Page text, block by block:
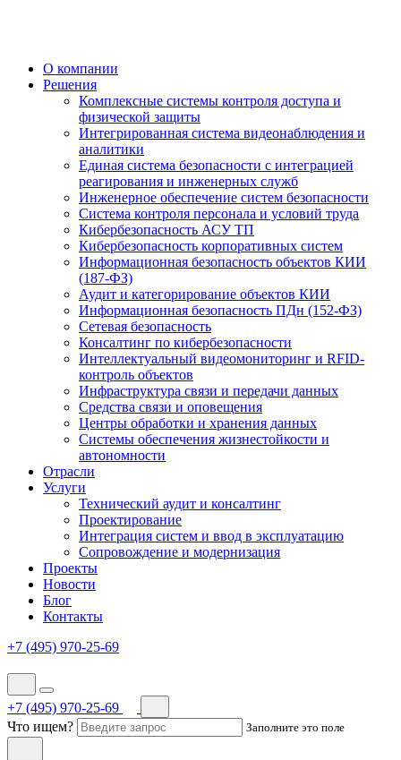
О компании
Решения
Комплексные системы контроля доступа и
физической защиты
Интегрированная система видеонаблюдения и
аналитики
Единая система безопасности с интеграцией
реагирования и инженерных служб
Инженерное обеспечение систем безопасности
Система контроля персонала и условий труда
Кибербезопасность АСУ ТП
Кибербезопасность корпоративных систем
Информационная безопасность объектов КИИ
(187-ФЗ)
Аудит и категорирование объектов КИИ
Информационная безопасность ПДн (152-ФЗ)
Сетевая безопасность
Консалтинг по кибербезопасности
Интеллектуальный видеомониторинг и RFID-
контроль объектов
Инфраструктура связи и передачи данных
Средства связи и оповещения
Центры обработки и хранения данных
Системы обеспечения жизнестойкости и
автономности
Отрасли
Услуги
Технический аудит и консалтинг
Проектирование
Интеграция систем и ввод в эксплуатацию
Сопровождение и модернизация
Проекты
Новости
Блог
Контакты
+7 (495) 970-25-69
+7 (495) 970-25-69
Что ищем?
Заполните это поле